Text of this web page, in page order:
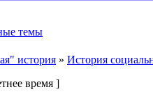
темы
история » История
время ]